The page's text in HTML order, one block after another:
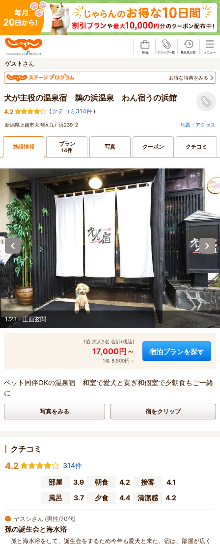
ゲスト さん
お得な特典をみる
犬が主役の温泉宿 鵜の浜温泉 わん宿うの浜館
4.2 ( クチコミ314件)
新潟県上越市大潟区九戸浜239-2 地図・アクセス
施設情報 プラン
14件 写真 クーポン クチコミ
1/23 正面玄関
1泊 大人2名 合計(税込)
17,000円～
1名 8,500円～
宿泊プランを探す
ペット同伴OKの温泉宿 和室で愛犬と寛ぎ和個室で夕朝食もご一緒
に
写真をみる 宿をクリップ
クチコミ
4.2
314件
部屋
3.9 朝食 4.2 接客
4.1
風呂
3.7 夕食 4.4 清潔感 4.2
ヤスシさん (男性/70代)
孫の誕生会と海水浴
孫と海水浴をして、誕生会をするため今年も愛犬と来た。宿は、部屋が広く